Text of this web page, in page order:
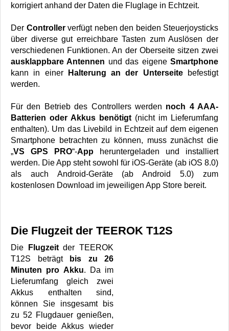
korrigiert anhand der Daten die Fluglage in Echtzeit.
Der Controllerverfügt neben den beiden Steuerjoysticks
über diverse gut erreichbare Tasten zum Auslösen der
verschiedenen Funktionen. An der Oberseite sitzen zwei
ausklappbare Antennen und das eigeneSmartphone
kann in einer
Halterung an der Unterseitebefestigt
werden.
Für den Betrieb des Controllers werden noch 4 AAA-
Batterien oder Akkus benötigt(nicht im Lieferumfang
enthalten). Um das Livebild in Echtzeit auf dem eigenen
Smartphone betrachten zu können, muss zunächst die
„VS GPS PRO“-App heruntergeladen und installiert
werden. Die App steht sowohl für iOS-Geräte (ab iOS 8.0)
als auch Android-Geräte (ab Android 5.0) zum
kostenlosen Download im jeweiligen App Store bereit.
Die Flugzeit der TEEROK T12S
Die Flugzeitder TEEROK
T12S beträgt
bis zu 26
Minuten pro Akku. Da im
Lieferumfang gleich zwei
Akkus enthalten sind,
können Sie insgesamt bis
zu 52 Flugdauer genießen,
bevor beide Akkus wieder